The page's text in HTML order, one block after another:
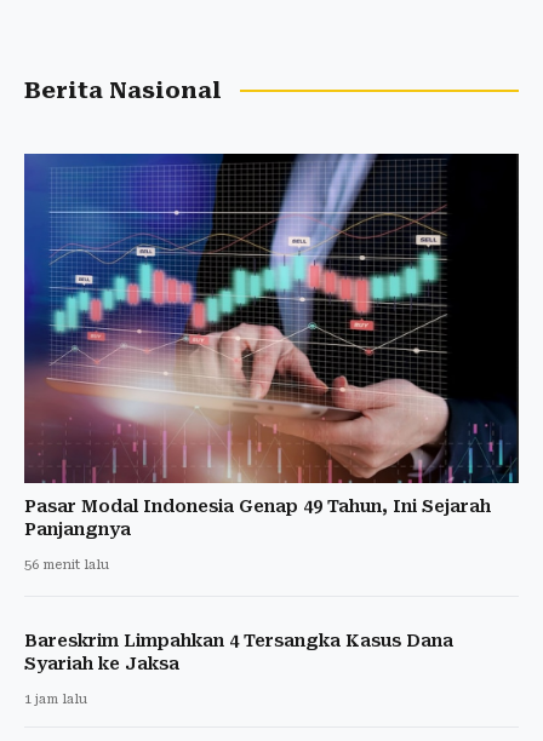
Berita Nasional
Pasar Modal Indonesia Genap 49 Tahun, Ini Sejarah
Panjangnya
56 menit lalu
Bareskrim Limpahkan 4 Tersangka Kasus Dana
Syariah ke Jaksa
1 jam lalu